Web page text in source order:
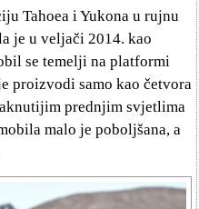
Tahoea i Yukona u rujnu
je u veljači 2014. kao
se temelji na platformi
proizvodi samo kao četvora
prednjim svjetlima
malo je poboljšana, a